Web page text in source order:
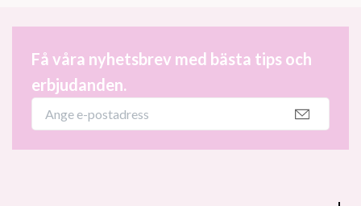
Få våra nyhetsbrev med bästa tips och
erbjudanden.